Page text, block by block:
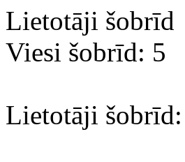
Lietotāji šobrīd
Viesi šobrīd: 5
Lietotāji